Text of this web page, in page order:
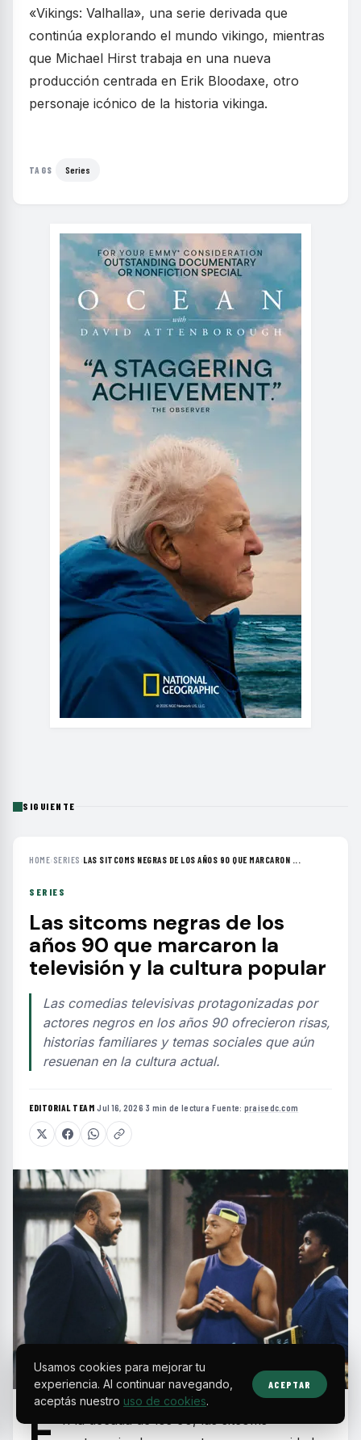
«Vikings: Valhalla», una serie derivada que
continúa explorando el mundo vikingo, mientras
que Michael Hirst trabaja en una nueva
producción centrada en Erik Bloodaxe, otro
personaje icónico de la historia vikinga.
TAGS Series
SIGUIENTE
HOME› SERIES ›LAS SITCOMS NEGRAS DE LOS AÑOS 90 QUE MARCARON ...
SERIES
Las sitcoms negras de los
años 90 que marcaron la
televisión y la cultura popular
Las comedias televisivas protagonizadas por
actores negros en los años 90 ofrecieron risas,
historias familiares y temas sociales que aún
resuenan en la cultura actual.
EDITORIAL TEAM·Jul 16, 2026·3 min de lectura·Fuente: praisedc.com
Usamos cookies para mejorar tu
experiencia. Al continuar navegando,
aceptás nuestro uso de cookies.
ACEPTAR